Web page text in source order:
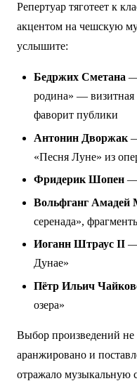
Репертуар тяготеет к
акцентом на чешскую
услышите:
Бедржих Сметана —
родина» — визитная
фаворит публики
Антонин Дворжак
«Песня Луне» из
Фридерик Шопен —
Вольфганг Амадей
серенада»,
Иоганн Штраус II —
Дунае»
Пётр Ильич
озера»
Выбор произведений
аранжировано и
отражало музыкальную